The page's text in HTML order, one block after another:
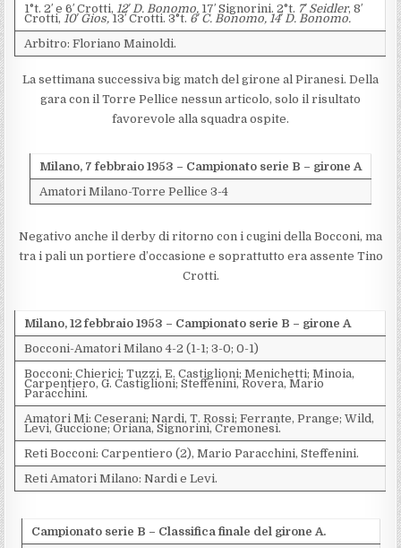
1°t. 2′ e 6′ Crotti, 12′ D. Bonomo, 17′ Signorini. 2°t. 7′ Seidler, 8′
Crotti, 10′ Gios,13′ Crotti. 3°t. 6′ C. Bonomo, 14′ D. Bonomo.
Arbitro: Floriano Mainoldi.
La settimana successiva big match del girone al Piranesi. Della
gara con il Torre Pellice nessun articolo, solo il risultato
favorevole alla squadra ospite.
Milano, 7 febbraio 1953 – Campionato serie B – girone A
Amatori Milano-Torre Pellice 3-4
Negativo anche il derby di ritorno con i cugini della Bocconi, ma
tra i pali un portiere d’occasione e soprattutto era assente Tino
Crotti.
Milano, 12 febbraio 1953 – Campionato serie B – girone A
Bocconi-Amatori Milano 4-2 (1-1; 3-0; 0-1)
Bocconi: Chierici; Tuzzi, E. Castiglioni; Menichetti; Minoia,
Carpentiero, G. Castiglioni; Steffenini, Rovera, Mario
Paracchini.
Amatori Mi: Ceserani; Nardi, T. Rossi; Ferrante, Prange; Wild,
Levi, Guccione; Oriana, Signorini, Cremonesi.
Reti Bocconi: Carpentiero (2), Mario Paracchini, Steffenini.
Reti Amatori Milano: Nardi e Levi.
Campionato serie B – Classifica finale del girone A.